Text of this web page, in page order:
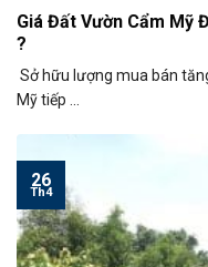
Giá Đất Vườn Cẩm Mỹ
?
Sở hữu lượng mua bán
Mỹ tiếp ...
26
Th4